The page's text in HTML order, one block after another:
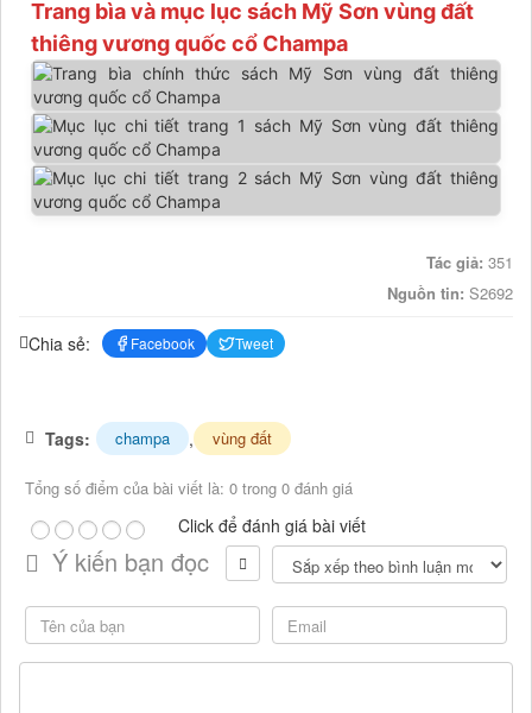
Trang bìa và mục lục sách Mỹ Sơn vùng đất
thiêng vương quốc cổ Champa
Tác giả: 351
Nguồn tin: S2692
Chia sẻ: Facebook Tweet
Tags: champa , vùng đất
Tổng số điểm của bài viết là: 0 trong 0 đánh giá
Click để đánh giá bài viết
Ý kiến bạn đọc